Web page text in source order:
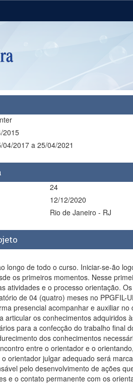
Institucional
2015
25/04/2017 a 25/04/2021
24
12/12/2020
Rio de Janeiro - RJ
longo de todo o curso. Iniciar-se-ão
os primeiros momentos. Nesse
atividades e o processo orientação.
de 04 (quatro) meses no
presencial acompanhar e auxiliar
articular os conhecimentos
para a confecção do trabalho
dos conhecimentos
entre o orientador e o
orientador julgar adequado será
pelo desenvolvimento de ações
e o contato permanente com os